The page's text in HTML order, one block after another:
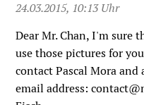
24.03.2015, 10:13 Uhr
Dear Mr. Chan, I'm sure
use those pictures for
contact Pascal Mora and
email address: